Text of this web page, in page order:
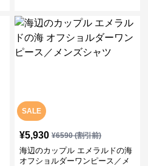
SALE
¥5,930 ¥6590(割引前)
海辺のカップル エメラルドの海
オフショルダーワンピース／メ